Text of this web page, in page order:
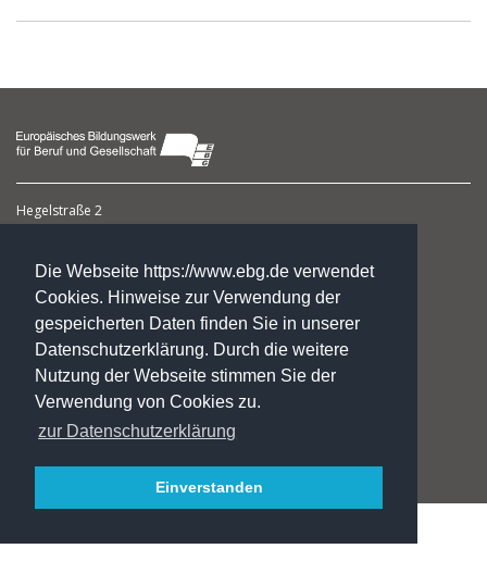
Die Webseite https://www.ebg.de verwendet
Cookies. Hinweise zur Verwendung der
gespeicherten Daten finden Sie in unserer
Datenschutzerklärung. Durch die weitere
Nutzung der Webseite stimmen Sie der
Verwendung von Cookies zu.
zur Datenschutzerklärung
Einverstanden
Hegelstraße 2
☏ : +49. 3 91. 5 41 94 77
gf@ebg.de
Kontakt
Impressum
Datenschutzerklärung
Jobs/Praktika
Fördermöglichkeiten